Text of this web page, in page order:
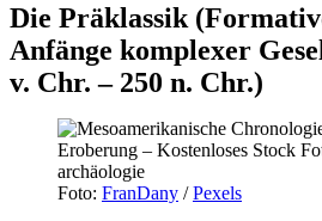
Die Präklassik
Anfänge komplexer
v. Chr. – 250 n. Chr.)
Foto: FranDany /Pexels